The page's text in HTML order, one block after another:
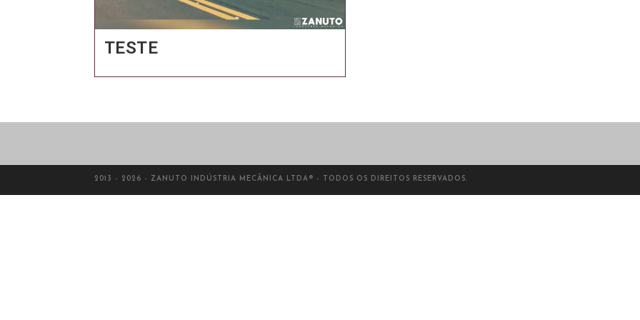
TESTE
2013 - 2026 - ZANUTO INDÚSTRIA MECÂNICA LTDA® - TODOS OS DIREITOS RESERVADOS.